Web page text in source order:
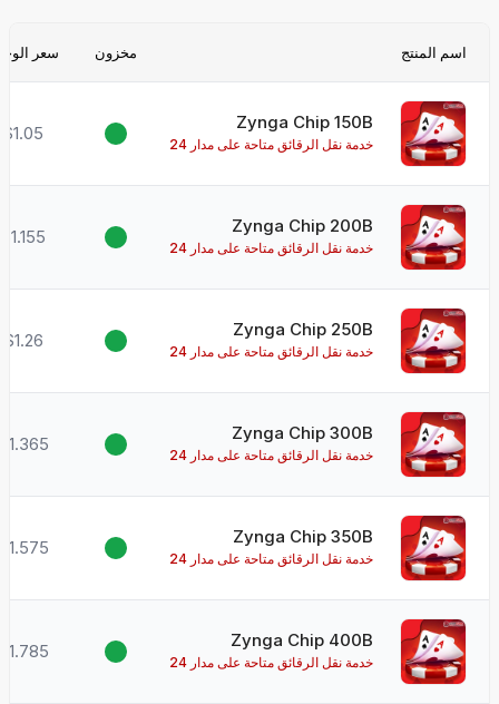
اسم المنتج مخزون سعر
Zynga Chip 150B
خدمة نقل الرقائق متاحة على مدار 24
$1.05
Zynga Chip 200B
خدمة نقل الرقائق متاحة على مدار 24
$1.155
Zynga Chip 250B
خدمة نقل الرقائق متاحة على مدار 24
$1.26
Zynga Chip 300B
خدمة نقل الرقائق متاحة على مدار 24
Zynga Chip 350B
خدمة نقل الرقائق متاحة على مدار 24
Zynga Chip 400B
خدمة نقل الرقائق متاحة على مدار 24